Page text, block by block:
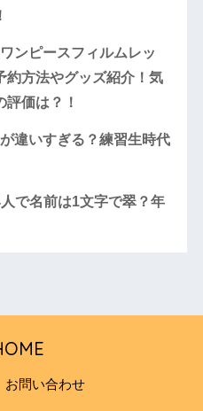
ンピースフィルムレッ
約方法やグッズ紹介！気
価は？！
違いすぎる？練習生時代
で名前は1文字で翠？年
お問い合わせ